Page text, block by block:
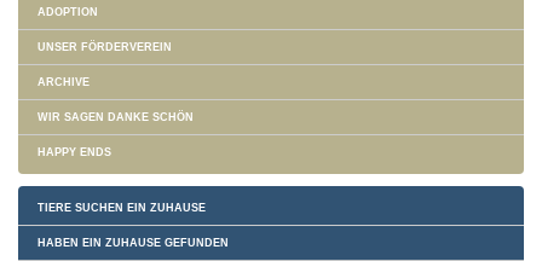
ADOPTION
UNSER FÖRDERVEREIN
ARCHIVE
WIR SAGEN DANKE SCHÖN
HAPPY ENDS
TIERE SUCHEN EIN ZUHAUSE
HABEN EIN ZUHAUSE GEFUNDEN